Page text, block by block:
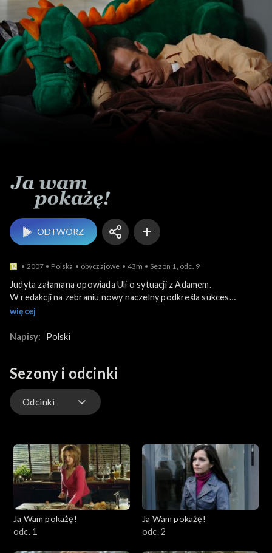
Ja Wam pokażę!
ODTWÓRZ
2007 Polska obyczajowe 43m Sezon 1, odc. 9
Judyta załamana opowiada Uli o sytuacji z Adamem.
W redakcji na zebraniu nowy naczelny podkreśla sukces
dodatku, jednak nie wspomina nic o tym, że był to pomysł
daję młodemu klucze, a sama jedzie na spotkanie z ojcem. Po
pewnym czasie Judyta dostaje telefon z policji...
Eksiowi udaje się namówić Jolę na kawę. Nadzoruje też remont
więcej
Napisy: Polski
Sezony i odcinki
Odcinki
Ja Wam pokażę!
odc. 1
Ja Wam pokażę!
odc. 2